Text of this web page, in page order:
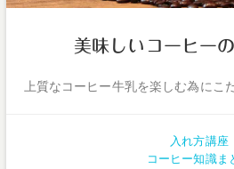
美味しいコーヒー
上質なコーヒー牛乳を楽しむ為にこ
入れ方講座
コーヒー知識ま